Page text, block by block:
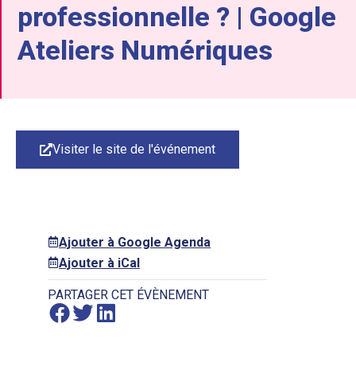
professionnelle ? | Google
Ateliers Numériques
Visiter le site de l'événement
Ajouter à Google Agenda
Ajouter à iCal
PARTAGER CET ÉVÈNEMENT